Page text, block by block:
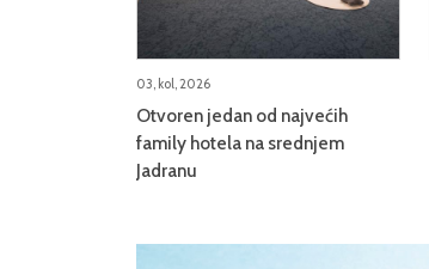
03, kol, 2026
Otvoren jedan od najvećih
family hotela na srednjem
Jadranu